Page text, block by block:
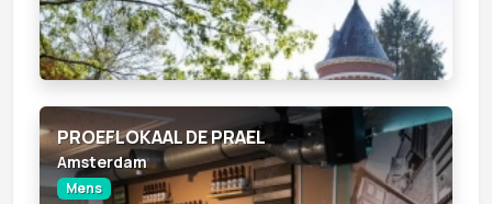
PROEFLOKAAL DE PRAEL
Amsterdam
Mens